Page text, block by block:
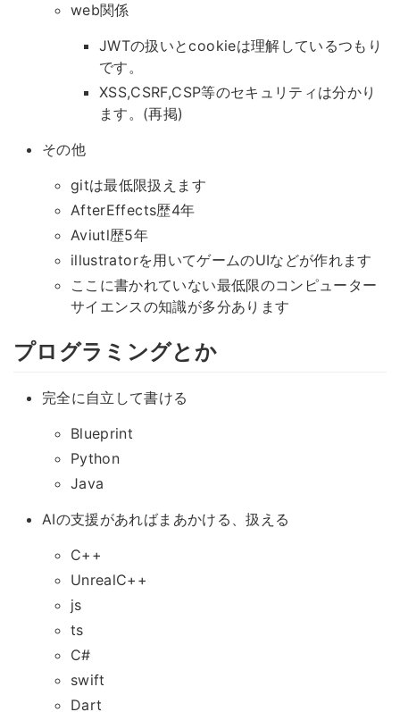
web関係
JWTの扱いとcookieは理解しているつもり
です。
XSS,CSRF,CSP等のセキュリティは分かり
ます。(再掲)
その他
gitは最低限扱えます
AfterEffects歴4年
Aviutl歴5年
illustratorを用いてゲームのUIなどが作れます
ここに書かれていない最低限のコンピューター
サイエンスの知識が多分あります
プログラミングとか
完全に自立して書ける
Blueprint
Python
Java
AIの支援があればまあかける、扱える
C++
UnrealC++
js
ts
C#
swift
Dart